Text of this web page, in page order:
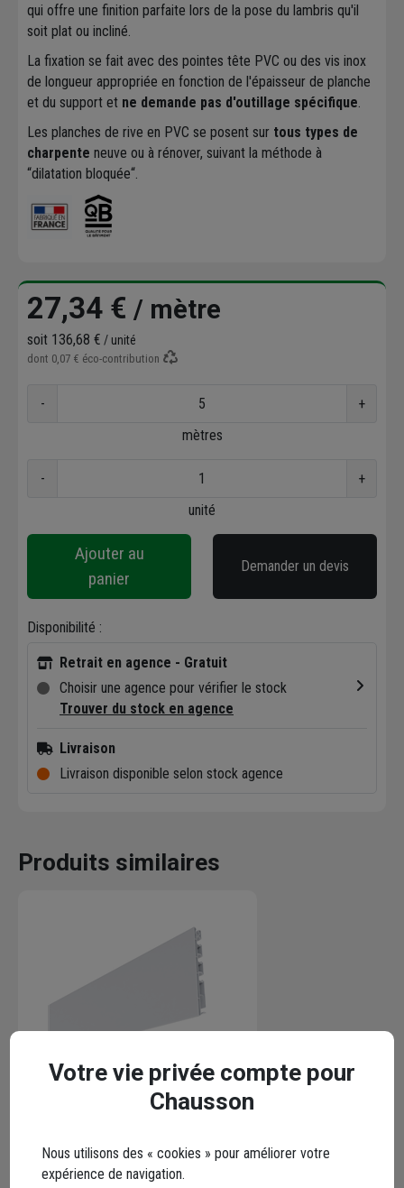
qui offre une finition parfaite lors de la pose du lambris qu'il
soit plat ou incliné.
La fixation se fait avec des pointes tête PVC ou des vis inox
de longueur appropriée en fonction de l'épaisseur de planche
et du support et ne demande pas d'outillage spécifique.
Les planches de rive en PVC se posent sur tous types de
charpente neuve ou à rénover, suivant la méthode à
“dilatation bloquée“.
27,34 € / mètre
soit 136,68 € / unité
dont 0,07 € éco-contribution
-
+
mètres
-
+
unité
Ajouter au
panier
Demander un devis
Disponibilité :
Retrait en agence - Gratuit
Choisir une agence pour vérifier le stock
Trouver du stock en agence
Livraison
Livraison disponible selon stock agence
Produits similaires
débord de toit - Blanc - Hauteur
200,00 MM - Long. 4,00 M
Votre vie privée compte pour
Chausson
Nous utilisons des « cookies » pour améliorer votre
expérience de navigation.